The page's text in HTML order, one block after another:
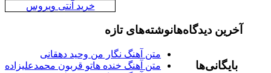
خرید آنتی ویروس
نوشته‌های تازه
متن آهنگ نگار من وحید دهقانی
متن آهنگ خنده هاتو قربون محمدعلیزاده
آخرین دیدگاه‌ها
بایگانی‌ها